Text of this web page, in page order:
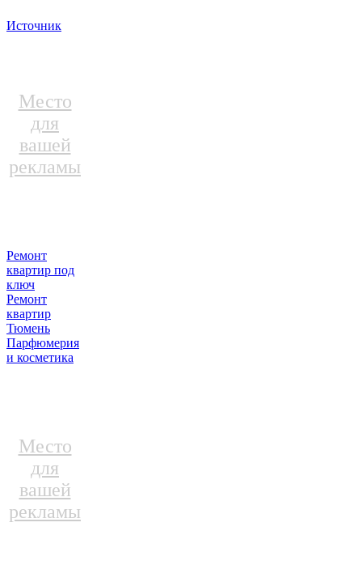
Источник
Место
для
вашей
рекламы
Ремонт
квартир под
ключ
Ремонт
квартир
Тюмень
Парфюмерия
и косметика
Место
для
вашей
рекламы